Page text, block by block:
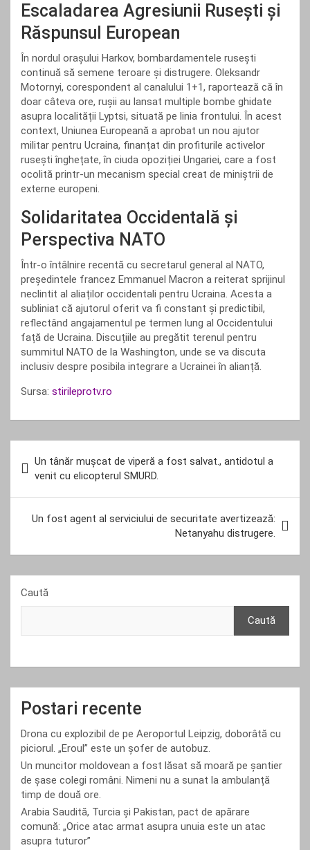
Escaladarea Agresiunii Rusești și
Răspunsul European
În nordul orașului Harkov, bombardamentele rusești
continuă să semene teroare și distrugere. Oleksandr
Motornyi, corespondent al canalului 1+1, raportează că în
doar câteva ore, rușii au lansat multiple bombe ghidate
asupra localității Lyptsi, situată pe linia frontului. În acest
context, Uniunea Europeană a aprobat un nou ajutor
militar pentru Ucraina, finanțat din profiturile activelor
rusești înghețate, în ciuda opoziției Ungariei, care a fost
ocolită printr-un mecanism special creat de miniștrii de
externe europeni.
Solidaritatea Occidentală și
Perspectiva NATO
Într-o întâlnire recentă cu secretarul general al NATO,
președintele francez Emmanuel Macron a reiterat sprijinul
neclintit al aliaților occidentali pentru Ucraina. Acesta a
subliniat că ajutorul oferit va fi constant și predictibil,
reflectând angajamentul pe termen lung al Occidentului
față de Ucraina. Discuțiile au pregătit terenul pentru
summitul NATO de la Washington, unde se va discuta
inclusiv despre posibila integrare a Ucrainei în alianță.
Sursa: stirileprotv.ro
în
articole
Un tânăr mușcat de viperă a fost salvat., antidotul a
venit cu elicopterul SMURD.
Un fost agent al serviciului de securitate avertizează:
Netanyahu distrugere.
Caută
Caută
Postari recente
Drona cu explozibil de pe Aeroportul Leipzig, doborâtă cu
piciorul. „Eroul” este un șofer de autobuz.
Un muncitor moldovean a fost lăsat să moară pe șantier
de șase colegi români. Nimeni nu a sunat la ambulanță
timp de două ore.
Arabia Saudită, Turcia și Pakistan, pact de apărare
comună: „Orice atac armat asupra unuia este un atac
asupra tuturor”